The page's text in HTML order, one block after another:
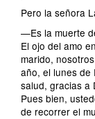
Pero la señora
—Es la muerte
El ojo del amo
marido,
año, el lunes
salud, gracias a
Pues bien,
de recorrer el